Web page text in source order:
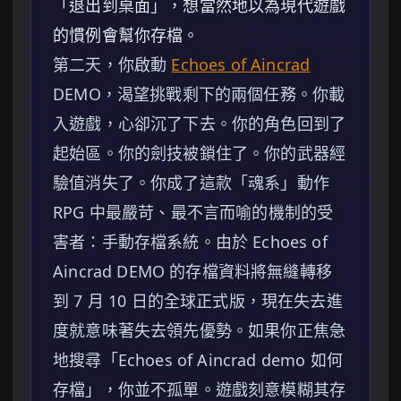
「退出到桌面」，想當然地以為現代遊戲
的慣例會幫你存檔。
第二天，你啟動 Echoes of Aincrad
DEMO，渴望挑戰剩下的兩個任務。你載
入遊戲，心卻沉了下去。你的角色回到了
起始區。你的劍技被鎖住了。你的武器經
驗值消失了。你成了這款「魂系」動作
RPG 中最嚴苛、最不言而喻的機制的受
害者：手動存檔系統。由於 Echoes of
Aincrad DEMO 的存檔資料將無縫轉移
到 7 月 10 日的全球正式版，現在失去進
度就意味著失去領先優勢。如果你正焦急
地搜尋「Echoes of Aincrad demo 如何
存檔」，你並不孤單。遊戲刻意模糊其存